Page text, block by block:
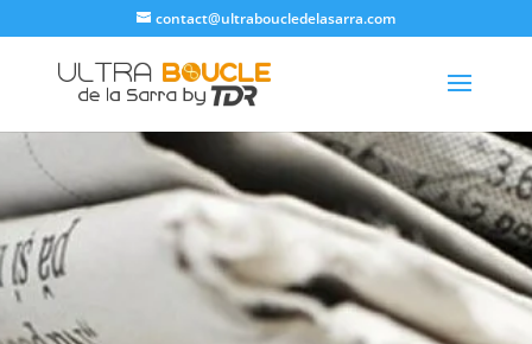
contact@ultraboucledelasarra.com